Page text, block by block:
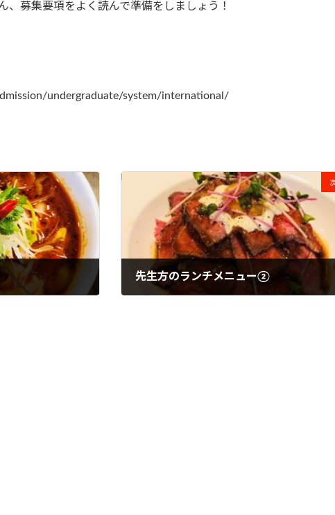
、募集要項をよく読んで準備をしましょう！
undergraduate/system/international/
先生方のランチメニュー②